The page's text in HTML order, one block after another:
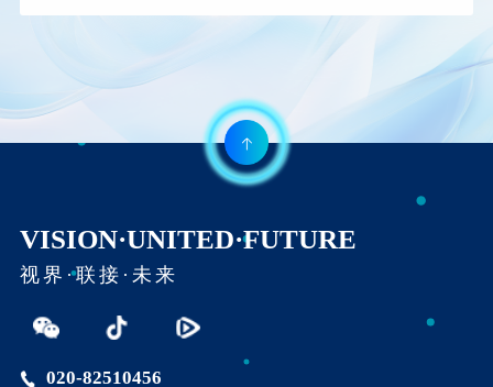
VISION·UNITED·FUTURE
视界·联接·未来
020-82510456